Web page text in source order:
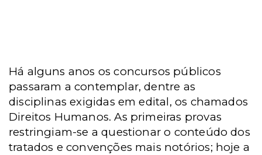
Há alguns anos os concursos públicos
passaram a contemplar, dentre as
disciplinas exigidas em edital, os chamados
Direitos Humanos. As primeiras provas
restringiam-se a questionar o conteúdo dos
tratados e convenções mais notórios; hoje a